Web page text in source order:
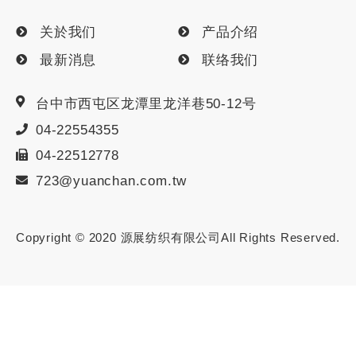
关於我们
产品介绍
最新消息
联络我们
台中市西屯区 龙潭里龙洋巷50-12号
04-22554355
04-22512778
723@yuanchan.com.tw
Copyright © 2020 源展纺织有限公司All Rights Reserved.